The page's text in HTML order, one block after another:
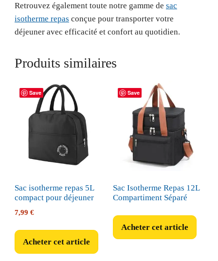
Retrouvez également toute notre gamme de sac
isotherme repas conçue pour transporter votre
déjeuner avec efficacité et confort au quotidien.
Produits similaires
Save
Sac isotherme repas 5L
compact pour déjeuner
7,99 €
Acheter cet article
Save
Sac Isotherme Repas 12L
Compartiment Séparé
Acheter cet article